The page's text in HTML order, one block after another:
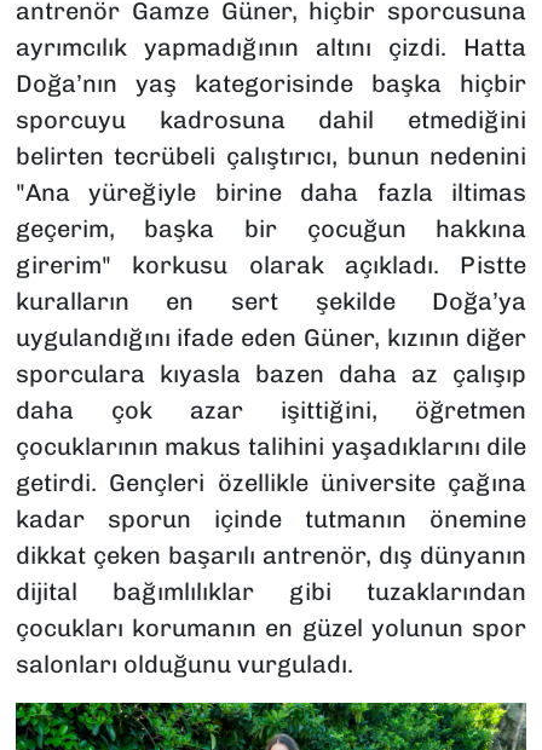
antrenör Gamze Güner, hiçbir sporcusuna
ayrımcılık yapmadığının altını çizdi. Hatta
Doğa’nın yaş kategorisinde başka hiçbir
sporcuyu kadrosuna dahil etmediğini
belirten tecrübeli çalıştırıcı, bunun nedenini
"Ana yüreğiyle birine daha fazla iltimas
geçerim, başka bir çocuğun hakkına
girerim" korkusu olarak açıkladı. Pistte
kuralların en sert şekilde Doğa’ya
uygulandığını ifade eden Güner, kızının diğer
sporculara kıyasla bazen daha az çalışıp
daha çok azar işittiğini, öğretmen
çocuklarının makus talihini yaşadıklarını dile
getirdi. Gençleri özellikle üniversite çağına
kadar sporun içinde tutmanın önemine
dikkat çeken başarılı antrenör, dış dünyanın
dijital bağımlılıklar gibi tuzaklarından
çocukları korumanın en güzel yolunun spor
salonları olduğunu vurguladı.